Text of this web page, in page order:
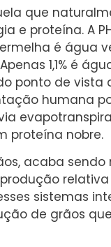
que
e proteína. A
é água
1,1% é
ponto de vista
humana
proteína nobre.
acaba sendo
sistemas
de grãos